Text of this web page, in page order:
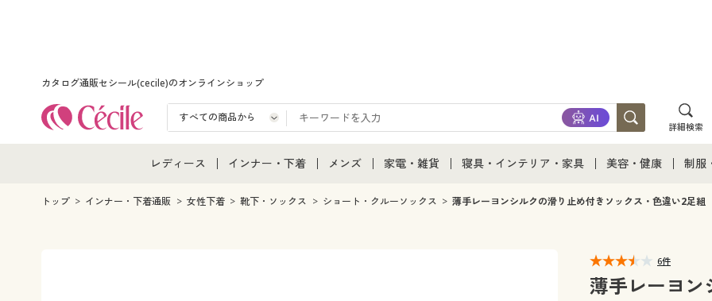
カタログ通販セシール(cecile)のオンラインショップ
詳細検索
レディース
レディース通販すべて
インナー・下着
インナー・下着通販すべて
メンズ
メンズ通販すべて
家電・雑貨
家電・雑貨すべて
寝具・インテリア・家具
寝具・インテリア・家具通販すべて
美容・健康
美容・健康通販すべて
制服
制服
ジュ
トップ インナー・下着通販 女性下着 靴下・ソックス ショート・クルーソックス 薄手レーヨンシルクの滑り止め付きソックス・色違い2足組
6件
薄手レーヨン